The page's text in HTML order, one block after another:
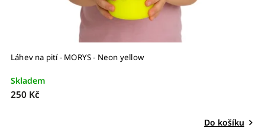
Láhev na pití - MORYS - Neon yellow
Skladem
250 Kč
Do košíku